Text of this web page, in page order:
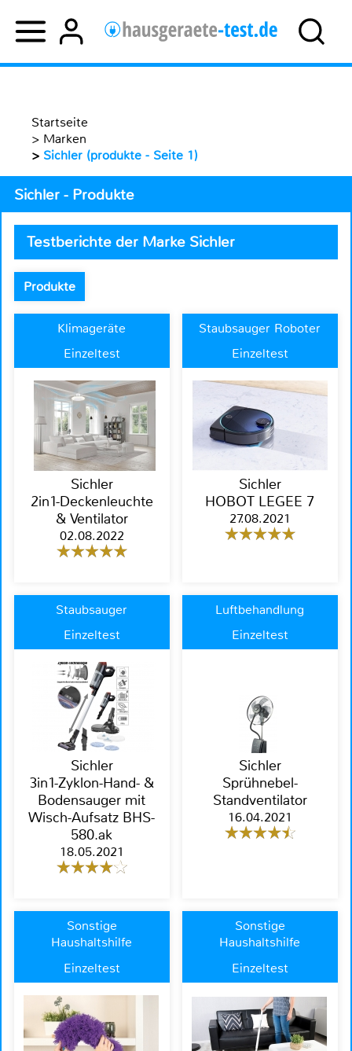
Startseite
> Marken
> Sichler (produkte - Seite 1)
Sichler - Produkte
Testberichte der Marke Sichler
Produkte
Klimageräte
Einzeltest
Sichler
2in1-Deckenleuchte
& Ventilator
02.08.2022
Staubsauger Roboter
Einzeltest
Sichler
HOBOT LEGEE 7
27.08.2021
Staubsauger
Einzeltest
Sichler
3in1-Zyklon-Hand- &
Bodensauger mit
Wisch-Aufsatz BHS-
580.ak
18.05.2021
Luftbehandlung
Einzeltest
Sichler
Sprühnebel-
Standventilator
16.04.2021
Sonstige
Haushaltshilfe
Einzeltest
Sonstige
Haushaltshilfe
Einzeltest